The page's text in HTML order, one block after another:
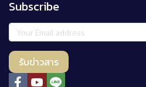
Subscribe
รับข่าวสาร